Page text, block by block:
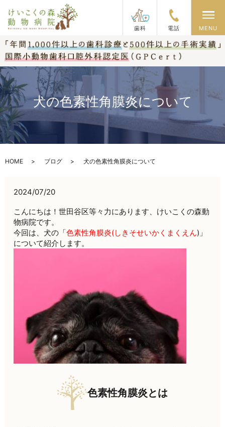
歯科 電話
メ
MENU
犬の色素性角膜炎について
HOME ブログ 犬の色素性角膜炎について
2024/07/20
こんにちは！世田谷区等々力にあります、けいこくの森動
物病院です。
今回は、犬の「色素性角膜炎(しきそせいかくまくえん)」
について紹介します。
色素性角膜炎とは